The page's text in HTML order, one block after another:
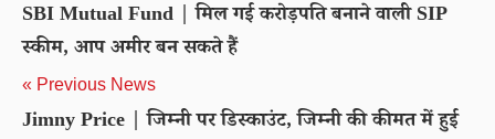
SBI Mutual Fund | मिल गई करोड़पति बनाने वाली SIP
स्कीम, आप अमीर बन सकते हैं
« Previous News
Jimny Price | जिम्नी पर डिस्काउंट, जिम्नी की कीमत में हुई